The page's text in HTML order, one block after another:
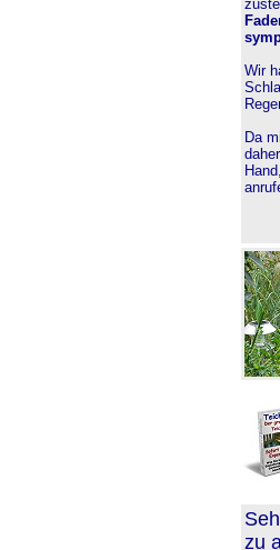
Wir
Da
zu